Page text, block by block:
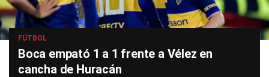
FÚTBOL
Boca empató 1 a 1 frente a Vélez en
cancha de Huracán